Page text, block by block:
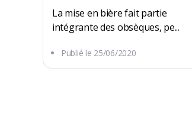
ROUTE DE CASTELLOUBON
65200 Neuilh
La mise en bière fait partie
intégrante des obsèques, pe...
Publié le 25/06/2020